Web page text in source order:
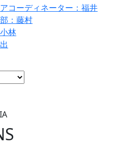
コーディネーター：福井
：藤村
林